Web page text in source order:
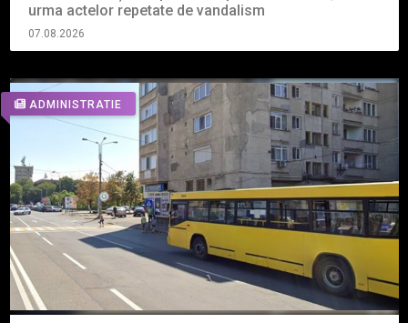
urma actelor repetate de vandalism
07.08.2026
ADMINISTRATIE